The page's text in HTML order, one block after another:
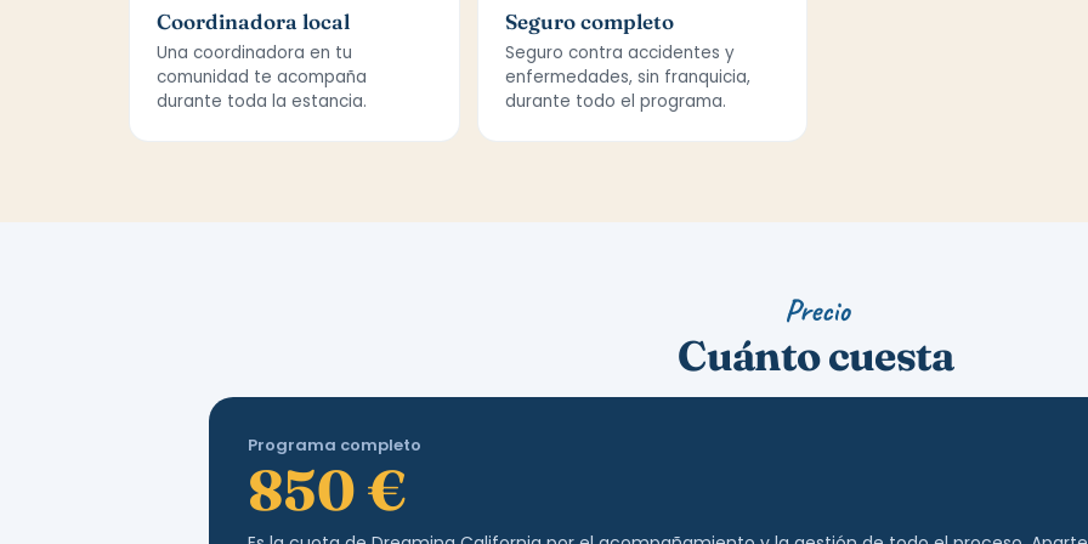
Coordinadora local
Una coordinadora en tu
comunidad te acompaña
durante toda la estancia.
Seguro completo
Seguro contra accidentes y
enfermedades, sin franquicia,
durante todo el programa.
Precio
Cuánto cuesta
Programa completo
850 €